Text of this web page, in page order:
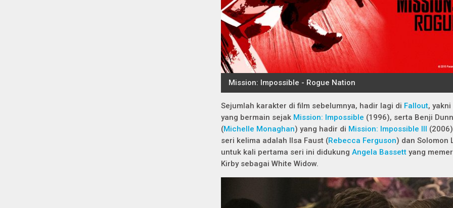
Sejumlah karakter di film sebelumnya, hadir lagi di Fallout,
yang bermain sejak Mission: Impossible (1996), serta Benji
(Michelle Monaghan) yang hadir di Mission: Impossible III
seri kelima adalah Ilsa Faust (Rebecca Ferguson) dan Solomon
untuk kali pertama seri ini didukung Angela Bassett yang
Kirby sebagai White Widow.